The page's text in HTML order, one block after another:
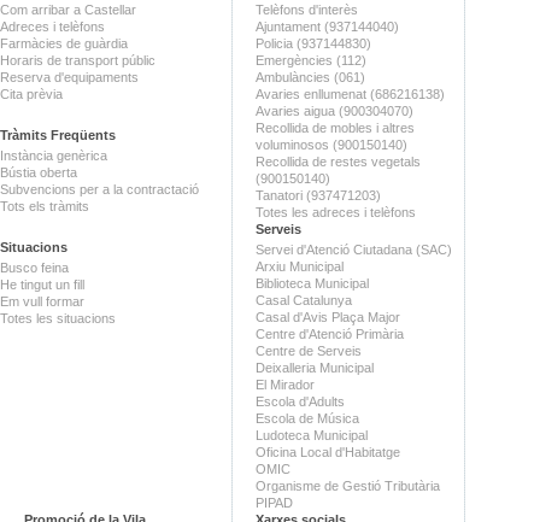
Com arribar a Castellar
Adreces i telèfons
Farmàcies de guàrdia
Horaris de transport públic
Reserva d'equipaments
Cita prèvia
Tràmits Freqüents
Instància genèrica
Bústia oberta
Subvencions per a la contractació
Tots els tràmits
Situacions
Busco feina
He tingut un fill
Em vull formar
Totes les situacions
Telèfons d'interès
Ajuntament (937144040)
Policia (937144830)
Emergències (112)
Ambulàncies (061)
Avaries enllumenat (686216138)
Avaries aigua (900304070)
Recollida de mobles i altres
voluminosos (900150140)
Recollida de restes vegetals
(900150140)
Tanatori (937471203)
Totes les adreces i telèfons
Serveis
Servei d'Atenció Ciutadana (SAC)
Arxiu Municipal
Biblioteca Municipal
Casal Catalunya
Casal d'Avis Plaça Major
Centre d'Atenció Primària
Centre de Serveis
Deixalleria Municipal
El Mirador
Escola d'Adults
Escola de Música
Ludoteca Municipal
Oficina Local d'Habitatge
OMIC
Organisme de Gestió Tributària
PIPAD